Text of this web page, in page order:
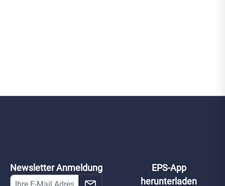
Newsletter Anmeldung
EPS-App
herunterladen